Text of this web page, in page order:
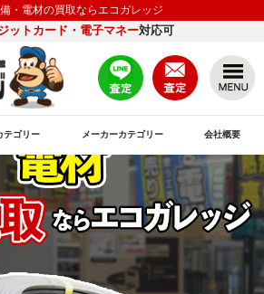
・電材の買取ならエコガレッジ
ットカード・電子マネー対応可
テゴリー メーカーカテゴリー 会社概要